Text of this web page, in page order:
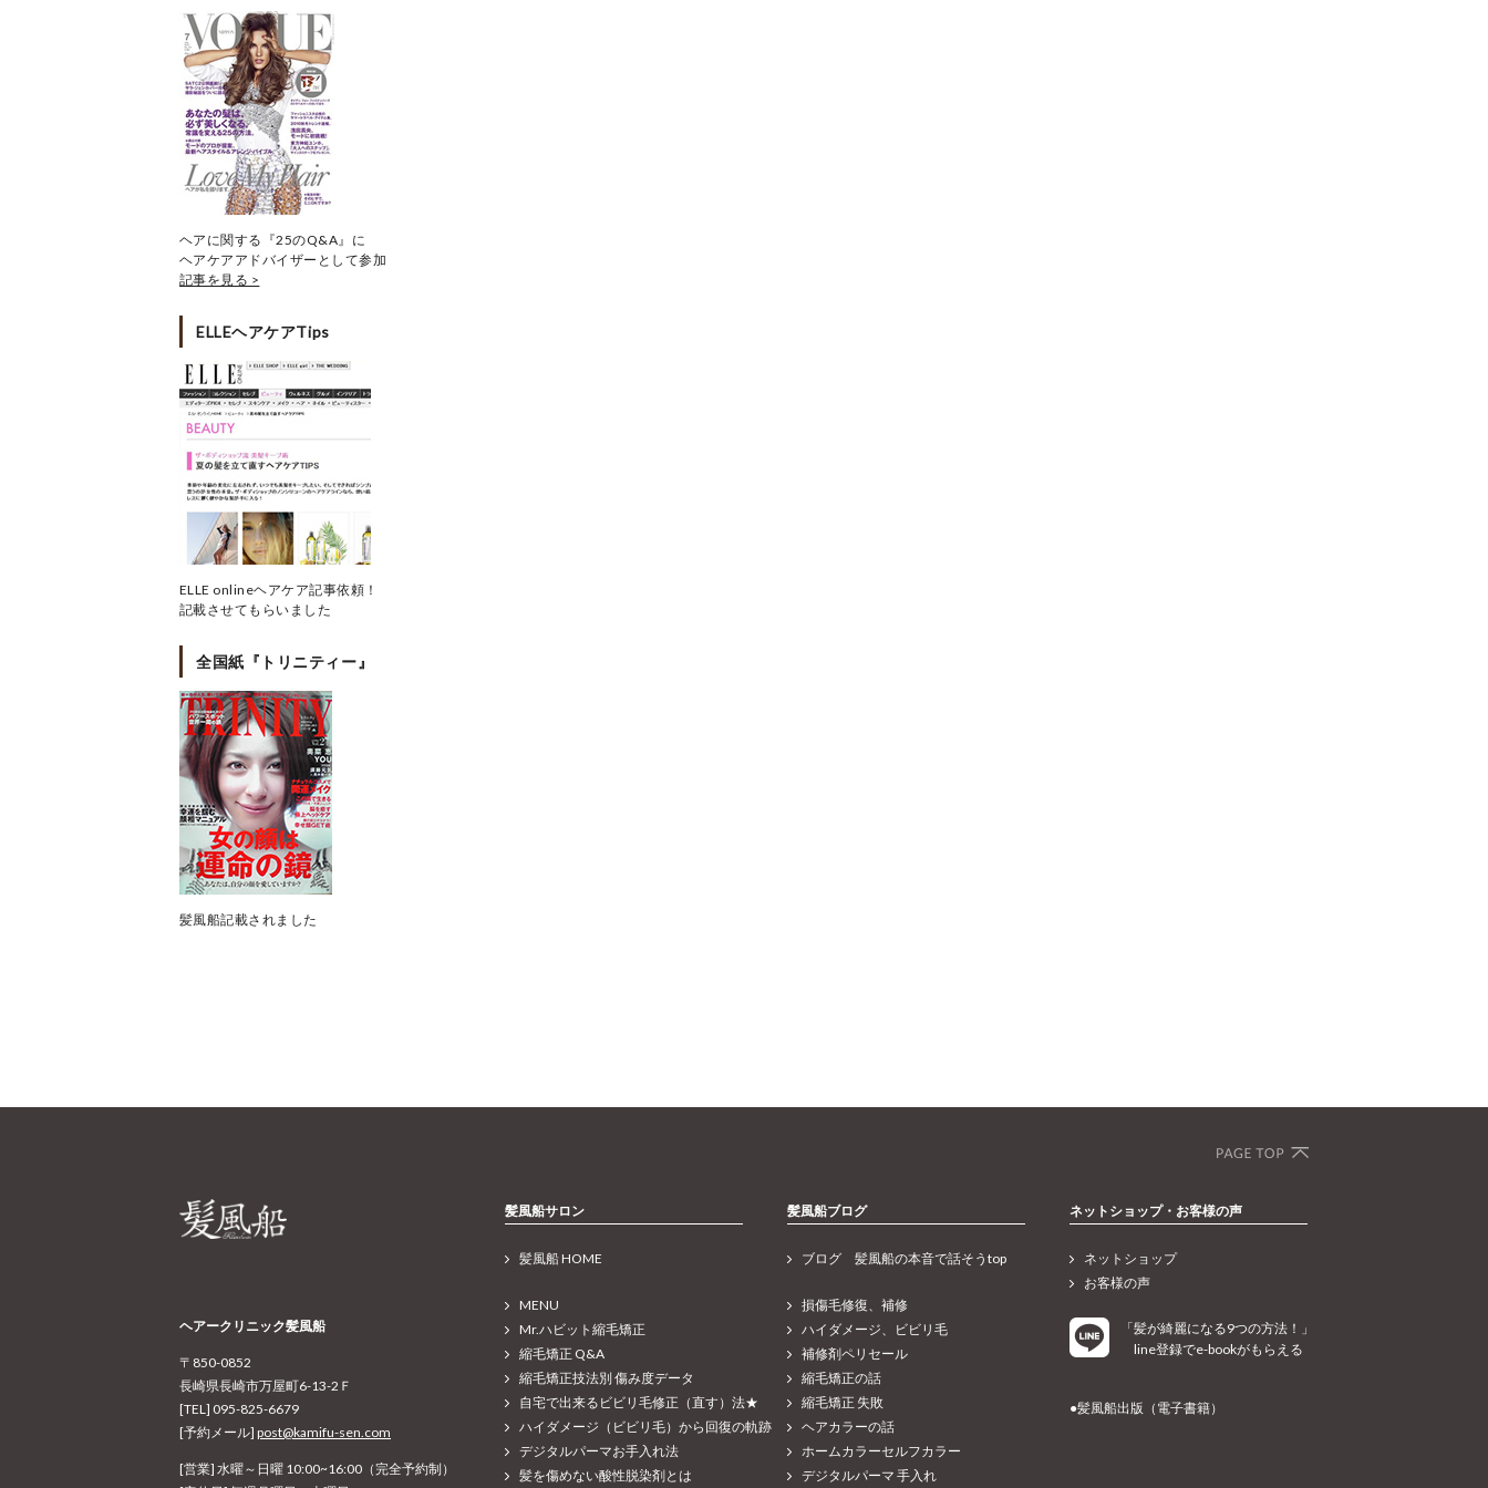
ヘアに関する『25のQ&A』に
ヘアケアアドバイザーとして参加
記事を見る >
ELLEヘアケアTips
ELLE onlineヘアケア記事依頼！
記載させてもらいました
全国紙『トリニティー』
髪風船記載されました
ヘアークリニック髪風船
〒850-0852
長崎県長崎市万屋町6-13-2Ｆ
[TEL] 095-825-6679
[予約メール] post@kamifu-sen.com
[営業] 水曜～日曜 10:00~16:00（完全予約制）
髪風船サロン
髪風船 HOME
MENU
Mr.ハビット縮毛矯正
縮毛矯正 Q&A
縮毛矯正技法別 傷み度データ
自宅で出来るビビリ毛修正（直す）法★
ハイダメージ（ビビリ毛）から回復の軌跡
デジタルパーマお手入れ法
髪を傷めない酸性脱染剤とは
髪風船ブログ
ブログ 髪風船の本音で話そうtop
損傷毛修復、補修
ハイダメージ、ビビリ毛
補修剤ペリセール
縮毛矯正の話
縮毛矯正 失敗
ヘアカラーの話
ホームカラーセルフカラー
デジタルパーマ 手入れ
ネットショップ・お客様の声
ネットショップ
お客様の声
「髪が綺麗になる9つの方法！」
line登録でe-bookがもらえる
●髪風船出版（電子書籍）